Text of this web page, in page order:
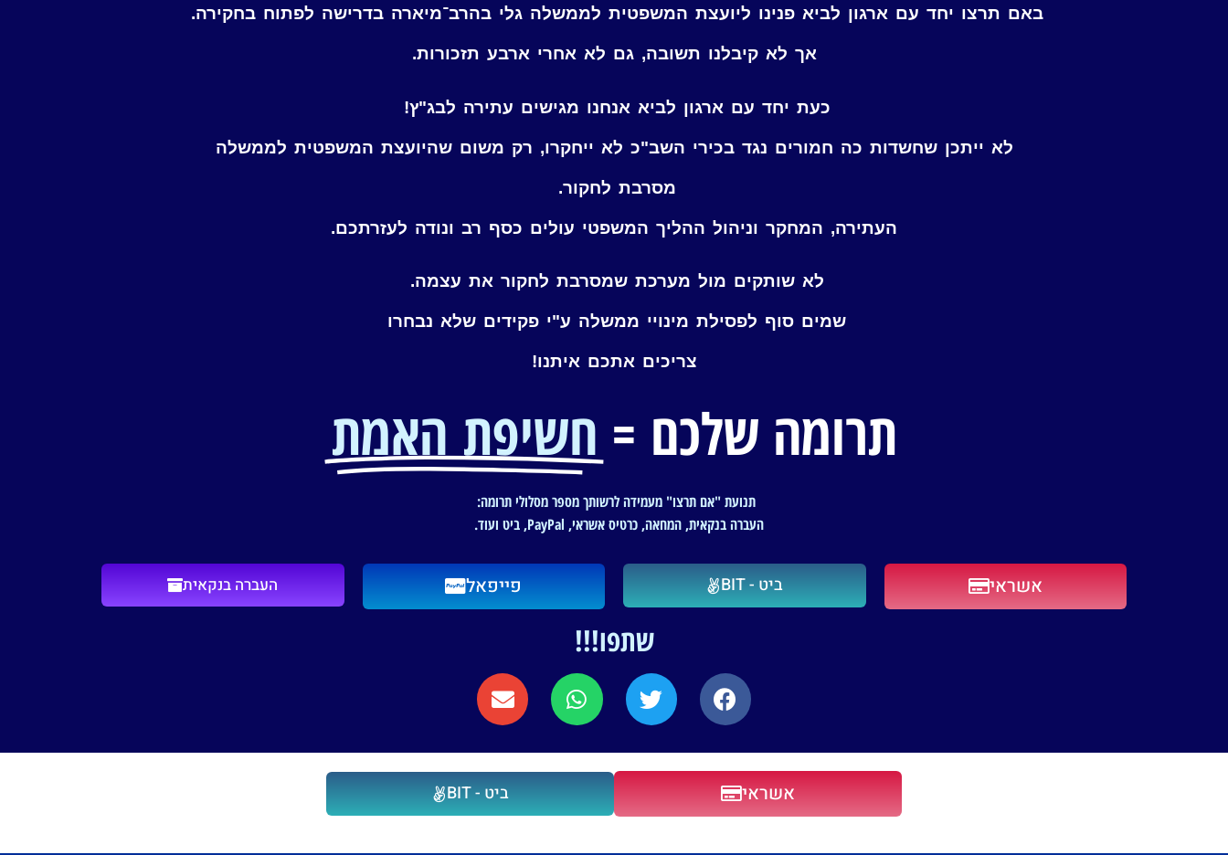
באם תרצו יחד עם ארגון לביא פנינו ליועצת המשפטית לממשלה גלי בהרב־מיארה בדרישה לפתוח בחקירה.
אך לא קיבלנו תשובה, גם לא אחרי ארבע תזכורות.
כעת יחד עם ארגון לביא אנחנו מגישים עתירה לבג"ץ!
לא ייתכן שחשדות כה חמורים נגד בכירי השב"כ לא ייחקרו, רק משום שהיועצת המשפטית לממשלה
מסרבת לחקור.
העתירה, המחקר וניהול ההליך המשפטי עולים כסף רב ונודה לעזרתכם.
לא שותקים מול מערכת שמסרבת לחקור את עצמה.
שמים סוף לפסילת מינויי ממשלה ע"י פקידים שלא נבחרו
צריכים אתכם איתנו!
תרומה שלכם = חשיפת האמת
תנועת "אם תרצו" מעמידה לרשותך מספר מסלולי תרומה:
העברה בנקאית, המחאה, כרטיס אשראי, PayPal, ביט ועוד.
אשראי ביט - BIT פייפאל העברה בנקאית
שתפו!!!
אשראי ביט - BIT